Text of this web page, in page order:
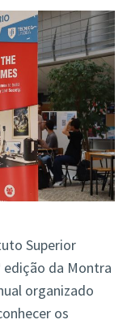
Superior
edição da Montra
organizado
os